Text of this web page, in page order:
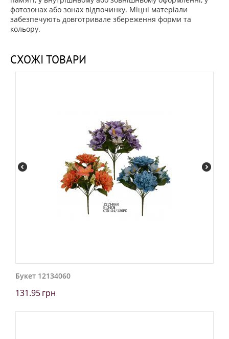
фотозонах або зонах відпочинку. Міцні матеріали
забезпечують довготривале збереження форми та
кольору.
СХОЖІ ТОВАРИ
Букет 12134060
131.95грн